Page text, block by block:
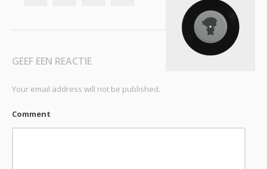
GEEF EEN REACTIE
Your email address will not be published.
Comment